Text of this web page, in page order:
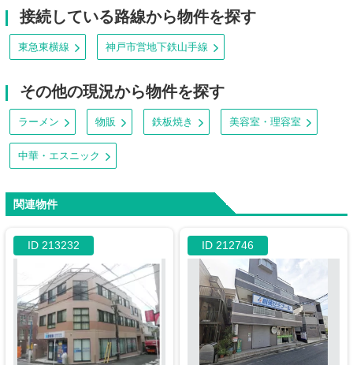
接続している路線から物件を探す
東急東横線 神戸市営地下鉄山手線
その他の現況から物件を探す
ラーメン 物販 鉄板焼き 美容室・理容室
中華・エスニック
関連物件
ID 213232 ID 212746